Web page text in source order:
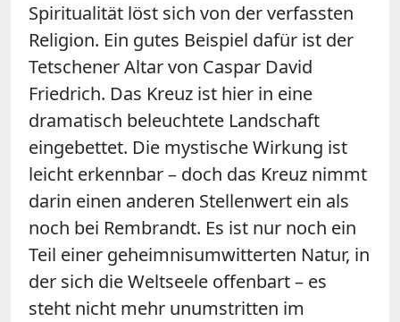
Spiritualität löst sich von der verfassten
Religion. Ein gutes Beispiel dafür ist der
Tetschener Altar von Caspar David
Friedrich. Das Kreuz ist hier in eine
dramatisch beleuchtete Landschaft
eingebettet. Die mystische Wirkung ist
leicht erkennbar – doch das Kreuz nimmt
darin einen anderen Stellenwert ein als
noch bei Rembrandt. Es ist nur noch ein
Teil einer geheimnisumwitterten Natur, in
der sich die Weltseele offenbart – es
steht nicht mehr unumstritten im